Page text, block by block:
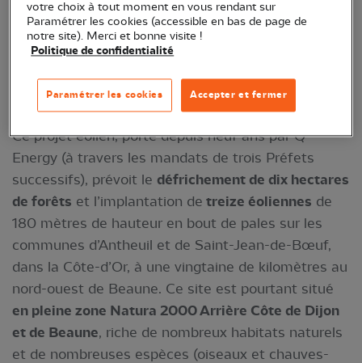
Ce projet éolien, porté depuis neuf ans par Q
Energy (à travers les mandats de trois Préfets
successifs), prévoit le défrichement de dix hectares
de forêts et l’implantation de treize éoliennes de
180 mètres de hauteur en bout de pales sur les
communes d’Antheuil et de Saint-Jean-de-Bœuf,
dans la Côte-d’Or, à une vingtaine de kilomètres au
nord-ouest de Beaune. Ce site est pourtant situé
en pleine zone Natura 2000 Arrière Côte de Dijon
et de Beaune, riche de nombreux habitats naturels
et de nombreuses espèces (oiseaux et chauves-
votre choix à tout moment en vous rendant sur
Paramétrer les cookies (accessible en bas de page de
notre site). Merci et bonne visite !
Politique de confidentialité
Accepter et fermer
Paramétrer les cookies